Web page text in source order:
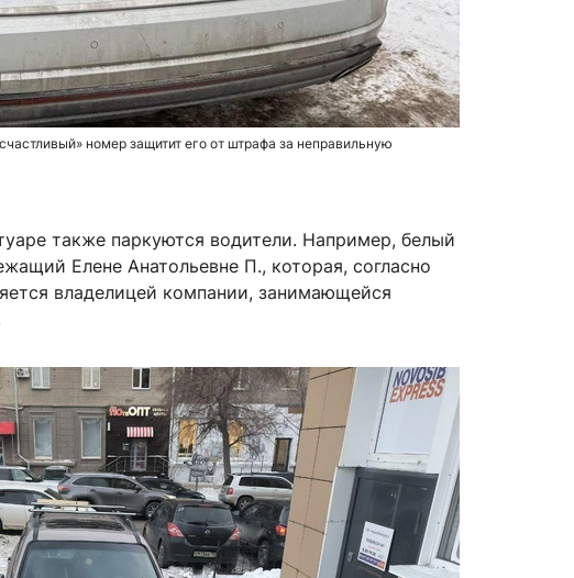
номер защитит его от штрафа за неправильную
также паркуются водители. Например, белый
Елене Анатольевне П., которая, согласно
владелицей компании, занимающейся